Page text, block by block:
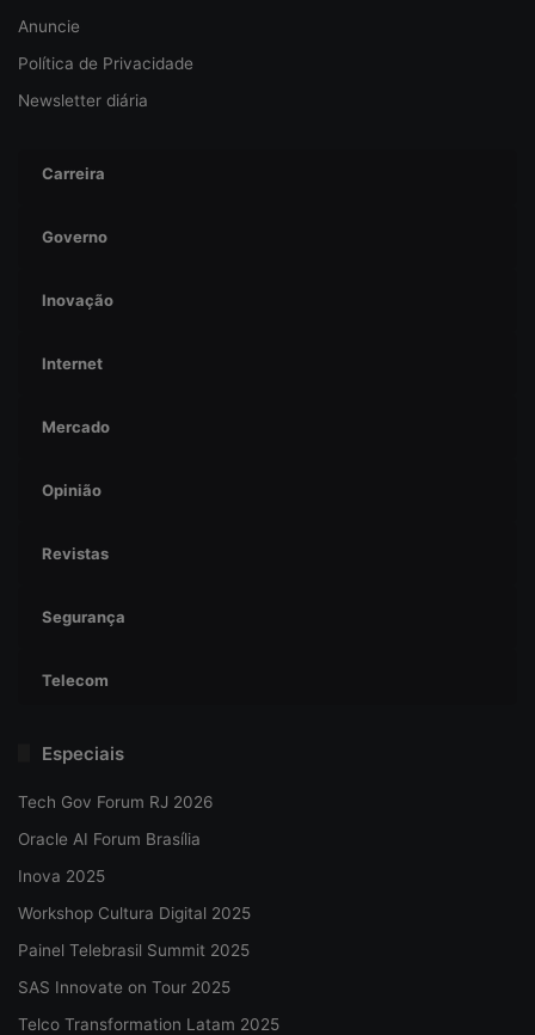
Anuncie
Política de Privacidade
Newsletter diária
Carreira
Governo
Inovação
Internet
Mercado
Opinião
Revistas
Segurança
Telecom
Especiais
Tech Gov Forum RJ 2026
Oracle AI Forum Brasília
Inova 2025
Workshop Cultura Digital 2025
Painel Telebrasil Summit 2025
SAS Innovate on Tour 2025
Telco Transformation Latam 2025